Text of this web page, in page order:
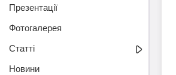
Презентації
Фотогалерея
Статті
Новини